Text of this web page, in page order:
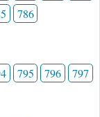
786
795 796
797